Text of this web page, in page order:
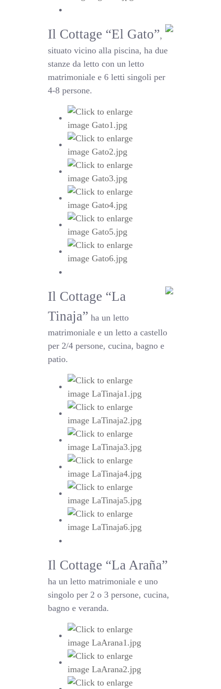
Il Cottage “El Gato”,
situato vicino alla piscina, ha due
stanze da letto con un letto
matrimoniale e 6 letti singoli per
4-8 persone.
Il Cottage “La
Tinaja” ha un letto
matrimoniale e un letto a castello
per 2/4 persone, cucina, bagno e
patio.
Il Cottage “La Araña”
ha un letto matrimoniale e uno
singolo per 2 o 3 persone, cucina,
bagno e veranda.